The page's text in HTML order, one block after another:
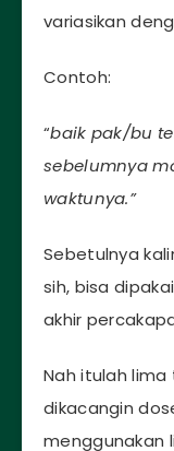
variasikan
Contoh:
“baik pak/bu
sebelumnya
waktunya.”
Sebetulnya
sih, bisa
akhir
Nah itulah
dikacangin
menggunakan